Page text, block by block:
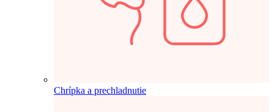
Chrípka a prechladnutie